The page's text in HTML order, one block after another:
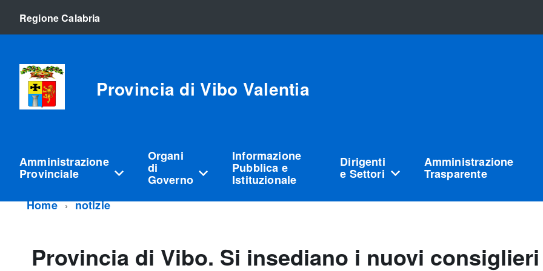
Regione Calabria
Provincia di Vibo Valentia
Amministrazione
Provinciale
Organi
di
Governo
Informazione
Pubblica e
Istituzionale
Dirigenti
e Settori
Amministrazione
Trasparente
Home
notizie
Provincia di Vibo. Si insediano i nuovi